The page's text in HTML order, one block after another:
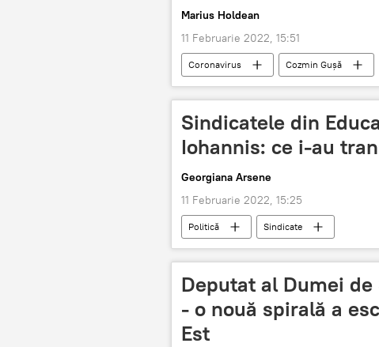
Marius Holdean
11 Februarie 2022, 15:51
Coronavirus Cozmin Gușă
Sindicatele din
Iohannis: ce i-au
Georgiana Arsene
11 Februarie 2022, 15:25
Politică Sindicate
Deputat al Dumei de
- o nouă spirală a
Est